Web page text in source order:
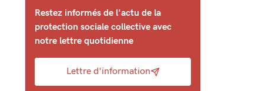
Restez informés de l'actu de la
protection sociale collective avec
notre lettre quotidienne
Lettre d'information